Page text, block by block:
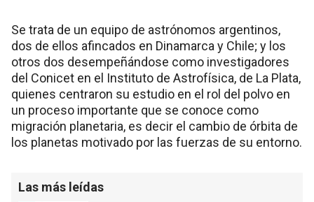
Se trata de un equipo de astrónomos argentinos,
dos de ellos afincados en Dinamarca y Chile; y los
otros dos desempeñándose como investigadores
del Conicet en el Instituto de Astrofísica, de La Plata,
quienes centraron su estudio en el rol del polvo en
un proceso importante que se conoce como
migración planetaria, es decir el cambio de órbita de
los planetas motivado por las fuerzas de su entorno.
Las más leídas